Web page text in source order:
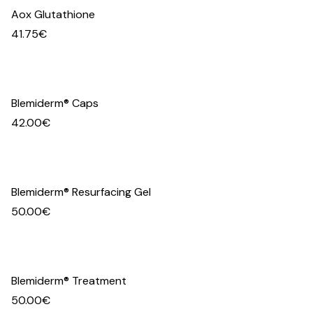
Aox Glutathione
41.75€
Blemiderm® Caps
42.00€
Blemiderm® Resurfacing Gel
50.00€
Blemiderm® Treatment
50.00€